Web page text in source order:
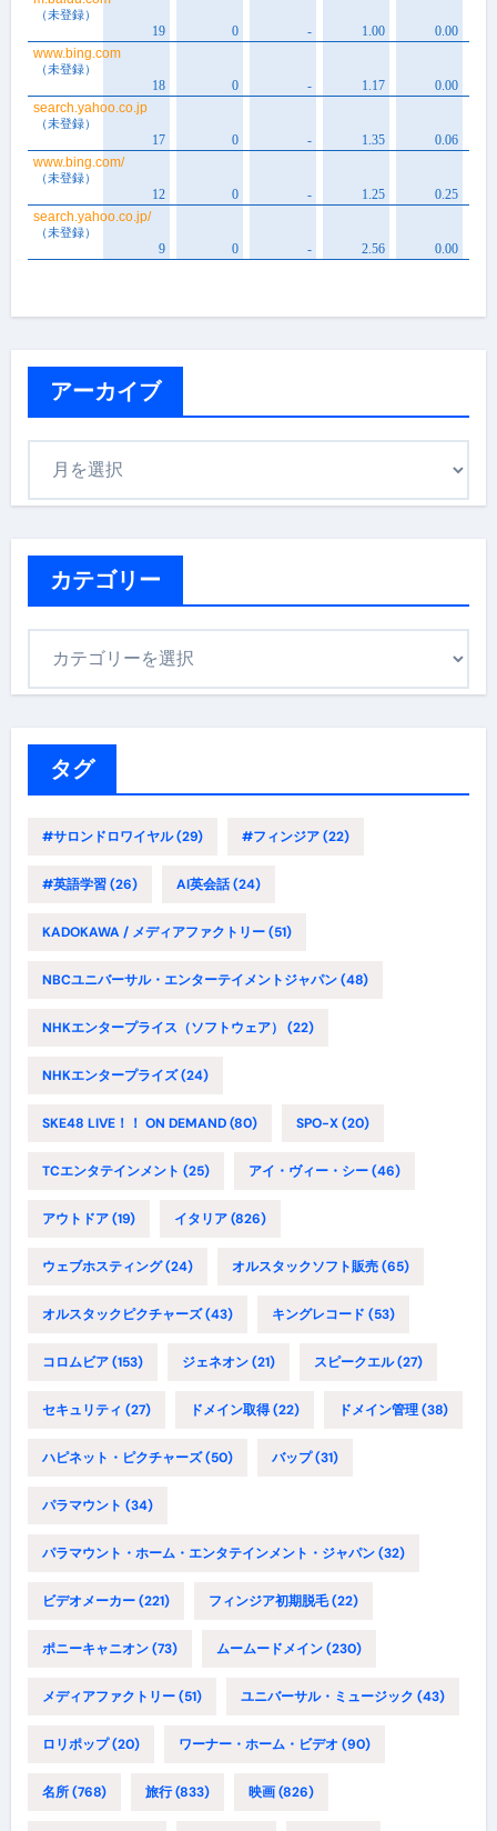
アーカイブ
カテゴリー
タグ
#サロンドロワイヤル(29) #フィンジア(22)
#英語学習(26) AI英会話(24)
KADOKAWA / メディアファクトリー(51)
NBCユニバーサル・エンターテイメントジャパン(48)
NHKエンタープライス（ソフトウェア） (22)
NHKエンタープライズ(24)
SKE48 LIVE！！ ON DEMAND(80) SPO-X(20)
TCエンタテインメント (25) アイ・ヴィー・シー(46)
アウトドア(19) イタリア(826)
ウェブホスティング(24) オルスタックソフト販売(65)
オルスタックピクチャーズ(43) キングレコード (53)
コロムビア(153) ジェネオン(21) スピークエル(27)
セキュリティ (27) ドメイン取得(22) ドメイン管理(38)
ハピネット・ピクチャーズ(50) バップ(31)
パラマウント (34)
パラマウント・ホーム・エンタテインメント・ジャパン(32)
ビデオメーカー(221) フィンジア初期脱毛(22)
ポニーキャニオン(73) ムームードメイン(230)
メディアファクトリー(51) ユニバーサル・ミュージック (43)
ロリポップ(20) ワーナー・ホーム・ビデオ (90)
名所(768) 旅行(833) 映画(826)